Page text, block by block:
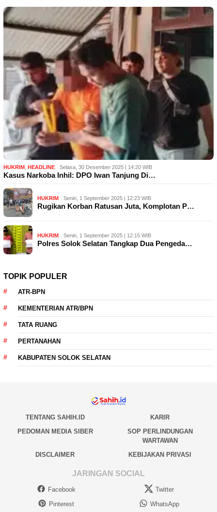
HUKRIM HEADLINE Selasa, 30 Desember 2025 | 14:20 WIB
Kasus Narkoba Inhil: DPO Iwan Tanjung Di…
HUKRIM Senin, 1 September 2025 | 12:23 WIB
Rugikan Korban Ratusan Juta, Komplotan P…
HUKRIM Senin, 1 September 2025 | 12:15 WIB
Polres Solok Selatan Tangkap Dua Pengeda…
TOPIK POPULER
ATR-BPN
KEMENTERIAN ATR/BPN
TATA RUANG
PERTANAHAN
KABUPATEN SOLOK SELATAN
TENTANG SAHIH.ID
KARIR
PEDOMAN MEDIA SIBER
SOP PERLINDUNGAN
WARTAWAN
DISCLAIMER
KEBIJAKAN PRIVASI
JARINGAN SOCIAL
Facebook
Twitter
Pinterest
WhatsApp